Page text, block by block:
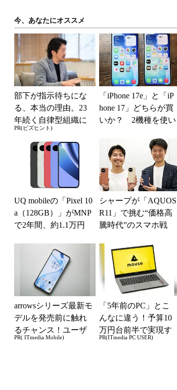
今、あなたにオススメ
部下が指示待ちにな
る、本当の理由。23
年続く自律型組織に
共通する「3つの要
PR(ビズヒント)
「iPhone 17e」と「iP
hone 17」どちらが買
いか？ 2機種を使い
ッ...
UQ mobileの「Pixel 10
a（128GB）」がMNP
で2年間、約1.1万円
シャープが「AQUOS
R11」で挑む“価格高
騰時代”のスマホ戦
よりも既存ユーザ
ー...
arrowsシリーズ最新モ
デルを発売前に触れ
るチャンス！ユーザ
ー座談会開催
PR( ITmedia Mobile)
「5年前のPC」とこ
んなに違う！予算10
万円台前半で実現す
る快適PCライフ
PR(ITmedia PC USER)